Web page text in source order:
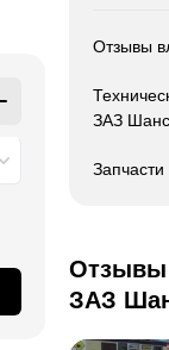
Отзывы
ЗАЗ Шанс
Отзывы
ЗАЗ